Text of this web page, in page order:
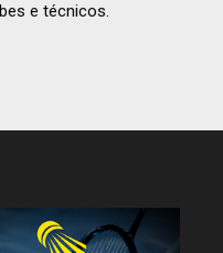
e técnicos.